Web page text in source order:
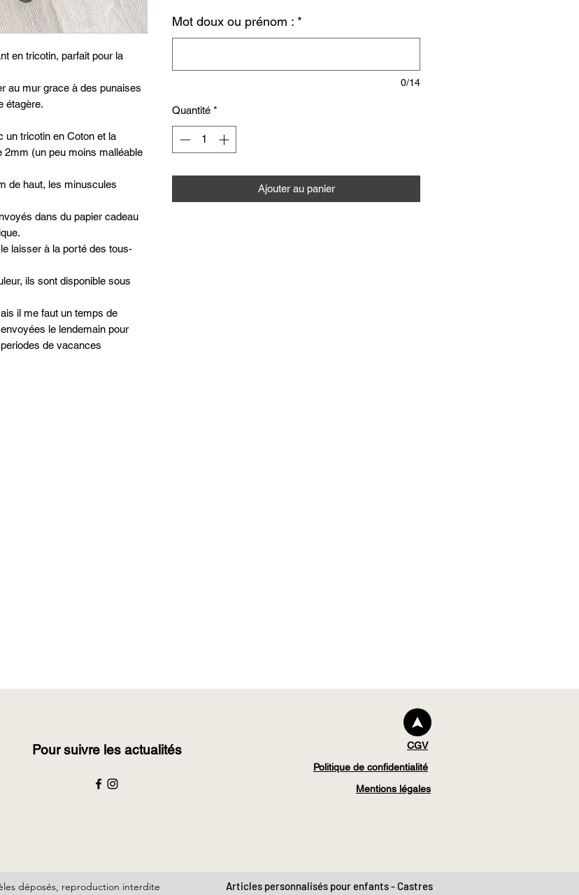
en tricotin, parfait pour la
au mur grace à des punaises
étagère.
un tricotin en Coton et la
2mm (un peu moins malléable
de haut, les minuscules
dans du papier cadeau
laisser à la porté des tous-
ils sont disponible sous
il me faut un temps de
le lendemain pour
de vacances
Mot doux ou prénom : *
0/14
Quantité *
Ajouter au panier
Pour suivre les actualités
CGV
Politique de confidentialité
Mentions légales
déposés, reproduction interdite Articles personnalisés pour enfants - Castres